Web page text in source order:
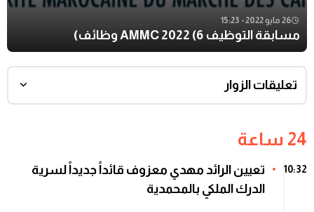
26 مايو 2022 - 15:23
مسابقة التوظيف AMMC 2022 (6 وظائف)
تعليقات الزوار
24 ساعة
10:32
تعيين الرائد مهدي معزوف قائداً جديداً لسرية
الدرك الملكي بالمحمدية